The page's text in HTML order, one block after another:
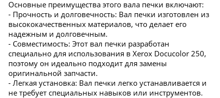
Основные преимущества этого вала печки включают:
- Прочность и долговечность: Вал печки изготовлен из
высококачественных материалов, что делает его
надежным и долговечным.
- Совместимость: Этот вал печки разработан
специально для использования в Xerox Docucolor 250,
поэтому он идеально подходит для замены
оригинальной запчасти.
- Легкая установка: Вал печки легко устанавливается и
не требует специальных навыков или инструментов.